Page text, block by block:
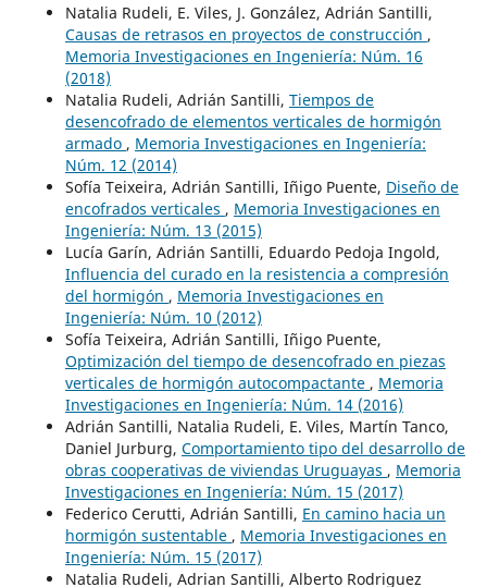
Natalia Rudeli, E. Viles, J. González, Adrián Santilli,
Causas de retrasos en proyectos de construcción ,
Memoria Investigaciones en Ingeniería: Núm. 16
(2018)
Natalia Rudeli, Adrián Santilli, Tiempos de
desencofrado de elementos verticales de hormigón
armado , Memoria Investigaciones en Ingeniería:
Núm. 12 (2014)
Sofía Teixeira, Adrián Santilli, Iñigo Puente, Diseño de
encofrados verticales , Memoria Investigaciones en
Ingeniería: Núm. 13 (2015)
Lucía Garín, Adrián Santilli, Eduardo Pedoja Ingold,
Influencia del curado en la resistencia a compresión
del hormigón , Memoria Investigaciones en
Ingeniería: Núm. 10 (2012)
Sofía Teixeira, Adrián Santilli, Iñigo Puente,
Optimización del tiempo de desencofrado en piezas
verticales de hormigón autocompactante , Memoria
Investigaciones en Ingeniería: Núm. 14 (2016)
Adrián Santilli, Natalia Rudeli, E. Viles, Martín Tanco,
Daniel Jurburg, Comportamiento tipo del desarrollo de
obras cooperativas de viviendas Uruguayas , Memoria
Investigaciones en Ingeniería: Núm. 15 (2017)
Federico Cerutti, Adrián Santilli, En camino hacia un
hormigón sustentable , Memoria Investigaciones en
Ingeniería: Núm. 15 (2017)
Natalia Rudeli, Adrian Santilli, Alberto Rodriguez